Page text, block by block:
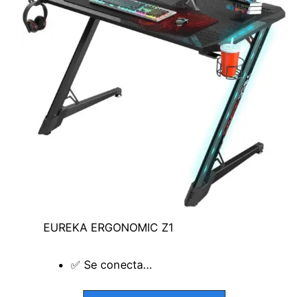
EUREKA ERGONOMIC Z1
✅ Se conecta…